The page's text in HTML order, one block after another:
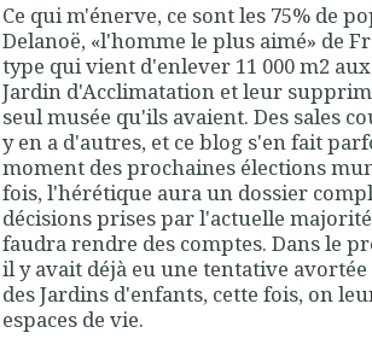
Ce qui m'énerve, ce sont les 75% de
Delanoë, «l'homme le plus aimé» de
type qui vient d'enlever 11 000 m2
Jardin d'Acclimatation et leur
seul musée qu'ils avaient. Des sales
y en a d'autres, et ce blog s'en fait
moment des prochaines élections
fois, l'hérétique aura un dossier
décisions prises par l'actuelle
faudra rendre des comptes. Dans le
il y avait déjà eu une tentative
des Jardins d'enfants, cette fois, on
espaces de vie.